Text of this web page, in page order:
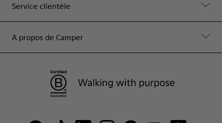
Service clientèle
A propos de Camper